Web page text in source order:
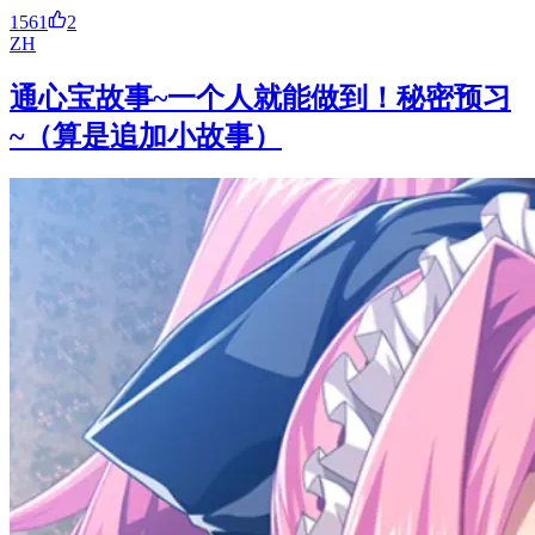
1561
2
ZH
通心宝故事~一个人就能做到！秘密预习
~（算是追加小故事）